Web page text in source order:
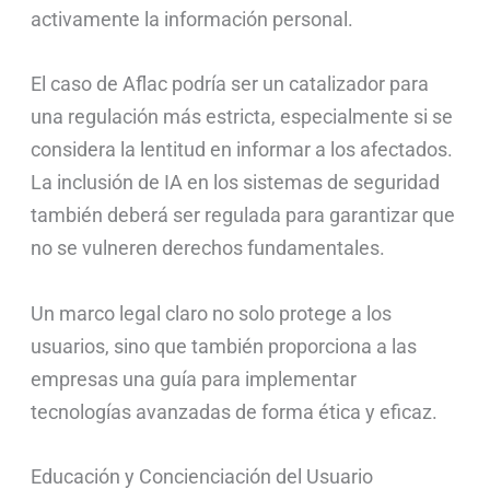
activamente la información personal.
El caso de Aflac podría ser un catalizador para
una regulación más estricta, especialmente si se
considera la lentitud en informar a los afectados.
La inclusión de IA en los sistemas de seguridad
también deberá ser regulada para garantizar que
no se vulneren derechos fundamentales.
Un marco legal claro no solo protege a los
usuarios, sino que también proporciona a las
empresas una guía para implementar
tecnologías avanzadas de forma ética y eficaz.
Educación y Concienciación del Usuario